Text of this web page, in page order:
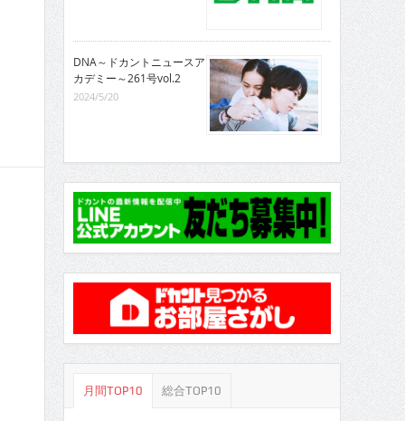
DNA～ドカントニュースア
カデミー～261号vol.2
2024/5/20
月間TOP10 総合TOP10